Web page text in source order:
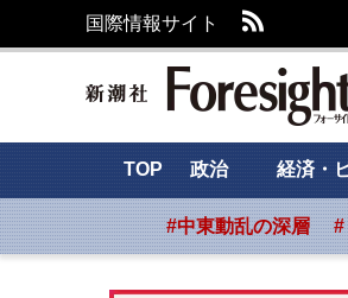
国際情報サイト
TOP 政治 経済・
#中東動乱の深層 #